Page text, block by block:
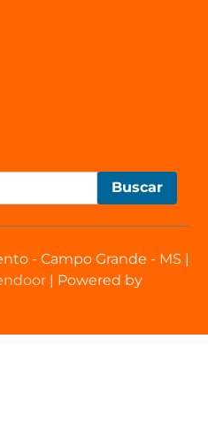
Buscar
- Campo Grande - MS |
| Powered by